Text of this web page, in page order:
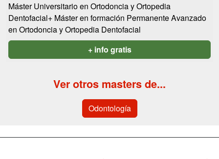
Máster Universitario en Ortodoncia y Ortopedia
Dentofacial+ Máster en formación Permanente Avanzado
en Ortodoncia y Ortopedia Dentofacial
+ info gratis
Ver otros masters de...
Odontología